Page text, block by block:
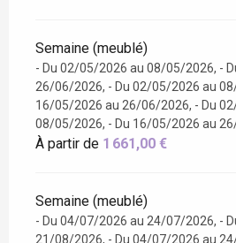
Semaine (meublé)
- Du 02/05/2026 au 08/05/2026, -
26/06/2026, - Du 02/05/2026 au
16/05/2026 au 26/06/2026, - Du
08/05/2026, - Du 16/05/2026 au
À partir de 1 661,00 €
Semaine (meublé)
- Du 04/07/2026 au 24/07/2026, -
21/08/2026, - Du 04/07/2026 au